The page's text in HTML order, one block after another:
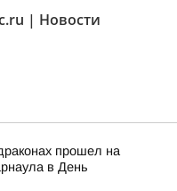
| Новости
прошел на
в День